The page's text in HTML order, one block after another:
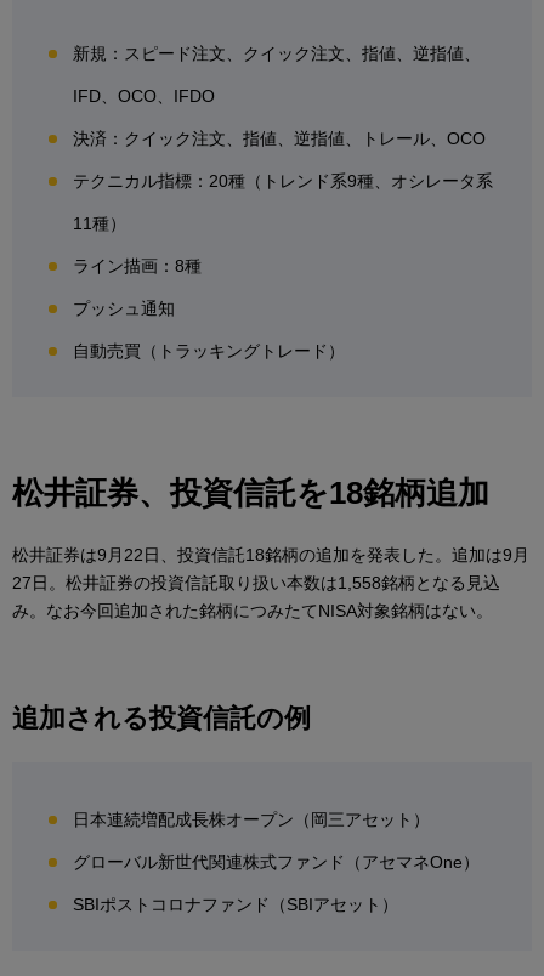
新規：スピード注文、クイック注文、指値、逆指値、
IFD、OCO、IFDO
決済：クイック注文、指値、逆指値、トレール、OCO
テクニカル指標：20種（トレンド系9種、オシレータ系
11種）
ライン描画：8種
プッシュ通知
自動売買（トラッキングトレード）
松井証券、投資信託を18銘柄追加
松井証券は9月22日、投資信託18銘柄の追加を発表した。追加は9月
27日。松井証券の投資信託取り扱い本数は1,558銘柄となる見込
み。なお今回追加された銘柄につみたてNISA対象銘柄はない。
追加される投資信託の例
日本連続増配成長株オープン（岡三アセット）
グローバル新世代関連株式ファンド（アセマネOne）
SBIポストコロナファンド（SBIアセット）